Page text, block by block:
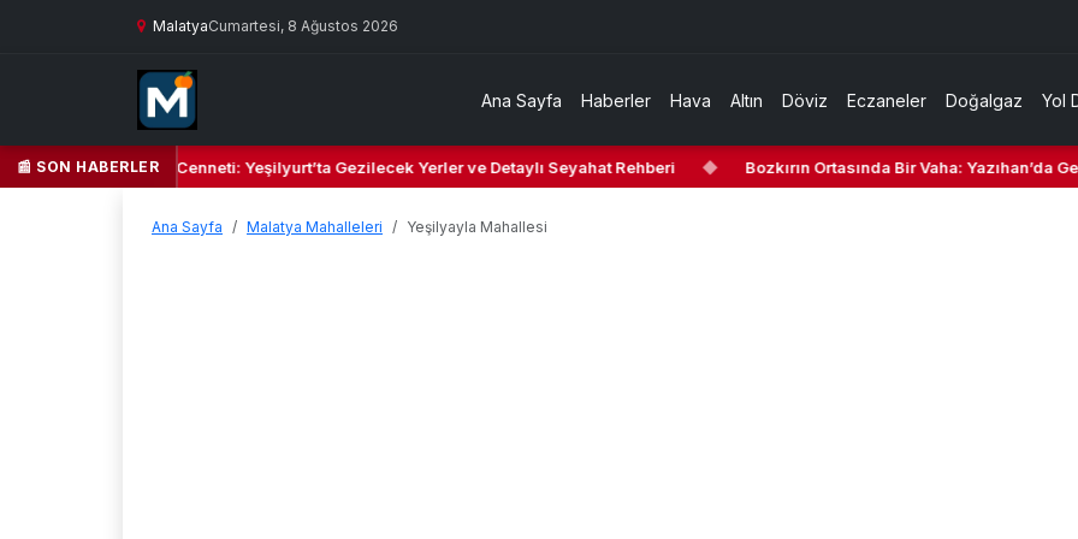
MalatyaCumartesi, 8 Ağustos 2026
Ana Sayfa Haberler Hava Altın Döviz Eczaneler Doğalgaz Yol
📰 SON HABERLER
Yeşil Kalbi ve Kültür Cenneti: Yeşilyurt’ta Gezilecek Yerler ve Detaylı Seyahat Rehberi ◆ Bozkırın Ortasında Bir Vaha: Yazıhan’da
Ana Sayfa Malatya Mahalleleri Yeşilyayla Mahallesi